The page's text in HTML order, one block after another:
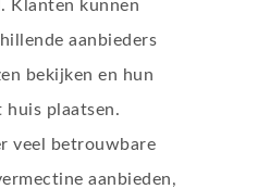
Klanten kunnen
aanbieders
bekijken en hun
huis plaatsen.
veel betrouwbare
aanbieden,